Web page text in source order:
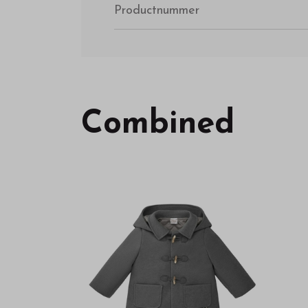
Productnummer
Combined